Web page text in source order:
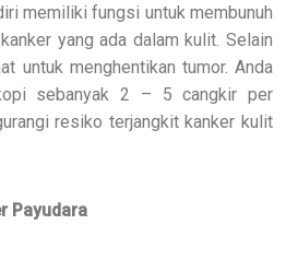
memiliki fungsi untuk membunuh
yang ada dalam kulit. Selain
untuk menghentikan tumor. Anda
sebanyak 2 – 5 cangkir per
resiko terjangkit kanker kulit
Payudara